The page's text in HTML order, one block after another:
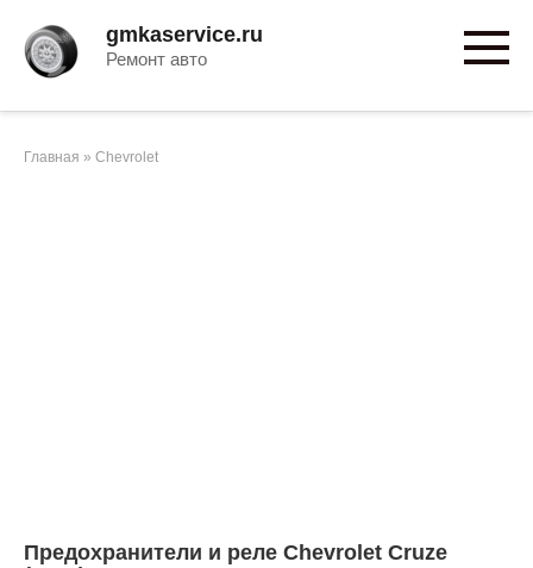
контенту
gmkaservice.ru
Ремонт авто
Главная » Chevrolet
Предохранители и реле Chevrolet Cruze